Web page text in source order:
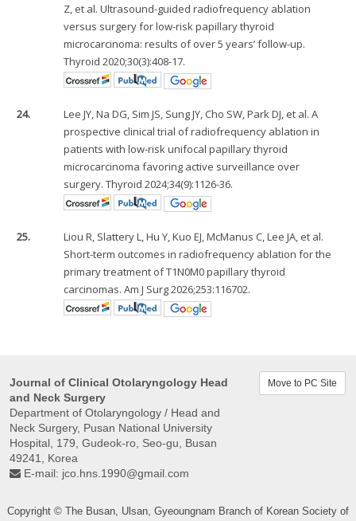
Z, et al. Ultrasound-guided radiofrequency ablation
versus surgery for low-risk papillary thyroid
microcarcinoma: results of over 5 years’ follow-up.
Thyroid 2020;30(3):408-17.
24.
Lee JY, Na DG, Sim JS, Sung JY, Cho SW, Park DJ, et al. A
prospective clinical trial of radiofrequency ablation in
patients with low-risk unifocal papillary thyroid
microcarcinoma favoring active surveillance over
surgery. Thyroid 2024;34(9):1126-36.
25.
Liou R, Slattery L, Hu Y, Kuo EJ, McManus C, Lee JA, et al.
Short-term outcomes in radiofrequency ablation for the
primary treatment of T1N0M0 papillary thyroid
carcinomas. Am J Surg 2026;253:116702.
Journal of Clinical Otolaryngology Head
and Neck Surgery
Department of Otolaryngology / Head and
Neck Surgery, Pusan ​​National University
Hospital, 179, Gudeok-ro, Seo-gu, Busan
49241, Korea
E-mail: jco.hns.1990@gmail.com
Move to PC Site
Copyright © The Busan, Ulsan, Gyeoungnam Branch of Korean Society of